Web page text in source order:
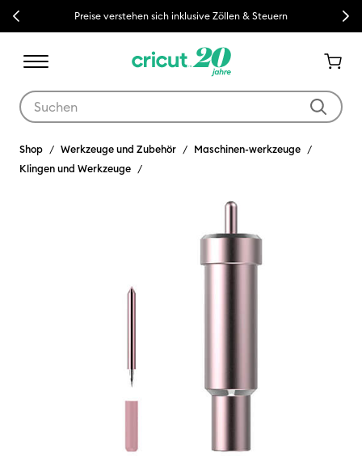
Previous Preise verstehen sich inklusive Zöllen & Steuern Next
Shop Werkzeuge und Zubehör
Maschinen-werkzeuge
Klingen und Werkzeuge